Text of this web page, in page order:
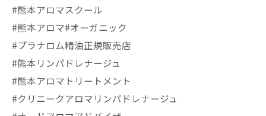
#熊本アロマスクール
#熊本アロマ#オーガニック
#プラナロム精油正規販売店
#熊本リンパドレナージュ
#熊本アロマトリートメント
#クリニークアロマリンパドレナージュ